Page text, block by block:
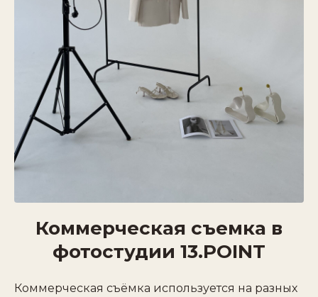
Коммерческая съемка в
фотостудии 13.POINT
Коммерческая съёмка используется на разных